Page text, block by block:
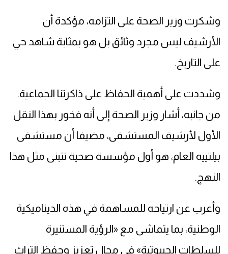
وشكرت وزير الصحة على التزامه، مؤكدة أن
الأرشيف ليس مجرد وثائق بل هو بمثابة شاهد حي
على التاريخ.
وشددت على أهمية الحفاظ على ذاكرتنا الجماعية.
من جانبه، أشار وزير الصحة إلى أنه فخور بهذا النقل
الأول لأرشيف المستشفى، مضيفا أن مستشفى
بيلتييه العام، هو أول مؤسسة صحية تتبنى مثل هذا
النهج.
وأعرب عن ارتياحه للمساهمة في هذه الديناميكية
الوطنية، بما يتماشى مع «الرؤية المستنيرة
للسلطات الجيبوتية» في مجال تعزيز وحفظ التراث